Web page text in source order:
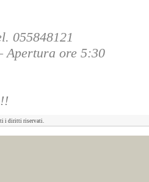
055848121
Apertura ore 5:30
i diritti riservati.